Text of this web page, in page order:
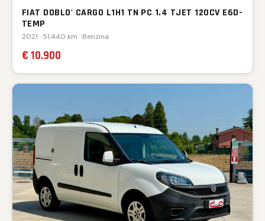
FIAT DOBLO' CARGO L1H1 TN PC 1.4 TJET 120CV E6D-
TEMP
2021 · 51.440 km · Benzina
€ 10.900